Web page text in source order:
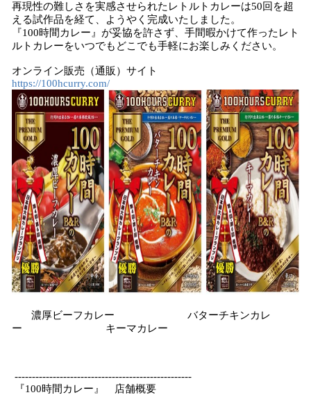
再現性の難しさを実感させられたレトルトカレーは50回を超
える試作品を経て、ようやく完成いたしました。
『100時間カレー』が妥協を許さず、手間暇かけて作ったレト
ルトカレーをいつでもどこでも手軽にお楽しみください。
オンライン販売（通販）サイト
https://100hcurry.com/
濃厚ビーフカレー バターチキンカレ
ー キーマカレー
---------------------------------------------------
『100時間カレー』 店舗概要